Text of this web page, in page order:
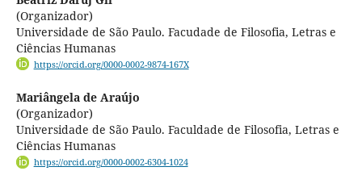
(Organizador)
Universidade de São Paulo. Facudade de Filosofia, Letras e
Ciências Humanas
https://orcid.org/0000-0002-9874-167X
Mariângela de Araújo
(Organizador)
Universidade de São Paulo. Faculdade de Filosofia, Letras e
Ciências Humanas
https://orcid.org/0000-0002-6304-1024